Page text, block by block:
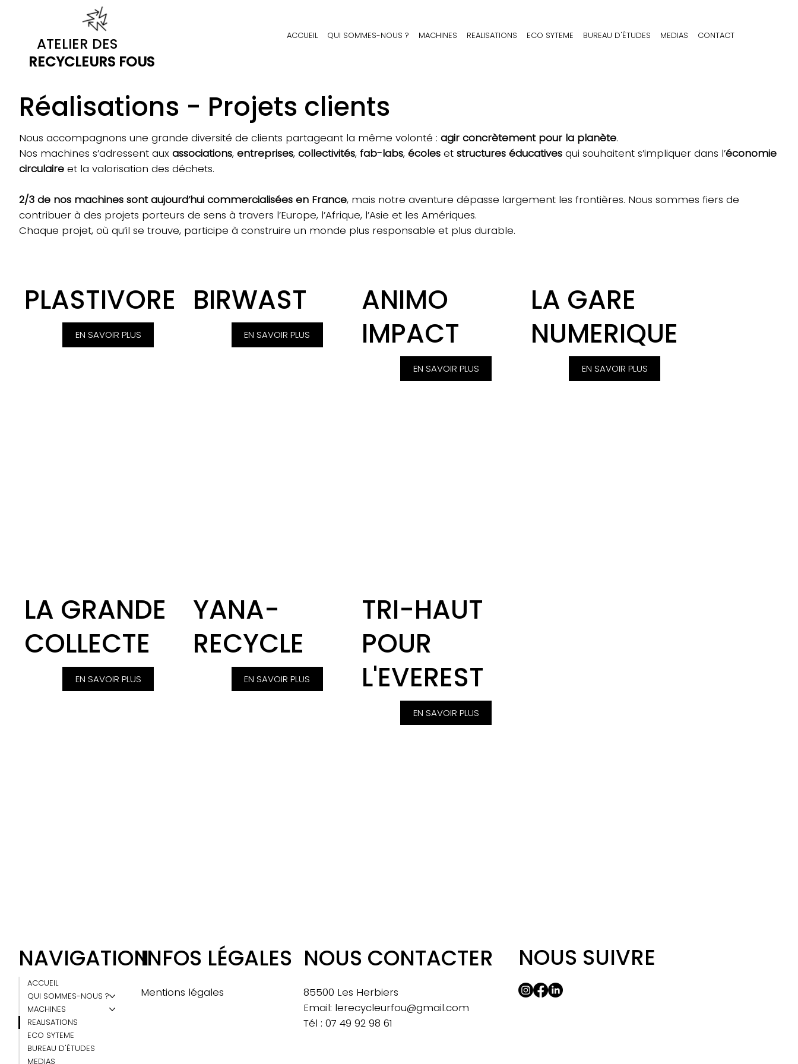
ATELIER DES
RECYCLEURS FOUS
ACCUEIL QUI SOMMES-NOUS ? MACHINES REALISATIONS ECO SYTEME BUREAU D'ÉTUDES MEDIAS CONTACT
Réalisations - Projets clients
Nous accompagnons une grande diversité de clients partageant la même volonté : agir concrètement pour la planète.
Nos machines s’adressent aux associations, entreprises, collectivités, fab-labs, écoleset structures éducativesqui souhaitent s’impliquer dans l’économie
circulaireet la valorisation des déchets.
2/3 de nos machines sont aujourd’hui commercialisées en France, mais notre aventure dépasse largement les frontières. Nous sommes fiers de
contribuer à des projets porteurs de sens à travers l’Europe, l’Afrique, l’Asie et les Amériques.
Chaque projet, où qu’il se trouve, participe à construire un monde plus responsable et plus durable.
PLASTIVORE
EN SAVOIR PLUS
BIRWAST
EN SAVOIR PLUS
ANIMO
IMPACT
EN SAVOIR PLUS
LA GARE
NUMERIQUE
EN SAVOIR PLUS
LA GRANDE
COLLECTE
EN SAVOIR PLUS
YANA-
RECYCLE
EN SAVOIR PLUS
TRI-HAUT
POUR
L'EVEREST
EN SAVOIR PLUS
NAVIGATION
ACCUEIL
QUI SOMMES-NOUS ?
MACHINES
REALISATIONS
ECO SYTEME
BUREAU D'ÉTUDES
MEDIAS
NOUS CONTACTER
85500 Les Herbiers
Email: lerecycleurfou@gmail.com
Tél : 07 49 92 98 61
NOUS SUIVRE
INFOS LÉGALES
Mentions légales